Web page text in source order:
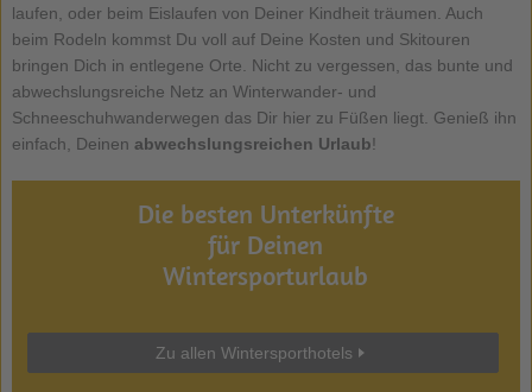
laufen, oder beim Eislaufen von Deiner Kindheit träumen. Auch
beim Rodeln kommst Du voll auf Deine Kosten und Skitouren
bringen Dich in entlegene Orte. Nicht zu vergessen, das bunte und
abwechslungsreiche Netz an Winterwander- und
Schneeschuhwanderwegen das Dir hier zu Füßen liegt. Genieß ihn
einfach, Deinen abwechslungsreichen Urlaub!
Die besten Unterkünfte
für Deinen
Wintersporturlaub
Zu allen Wintersporthotels